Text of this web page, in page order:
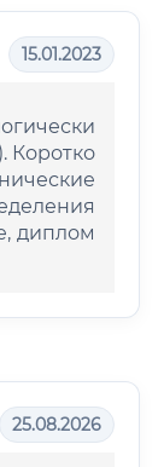
15.01.2023
Коротко
диплом
25.08.2026